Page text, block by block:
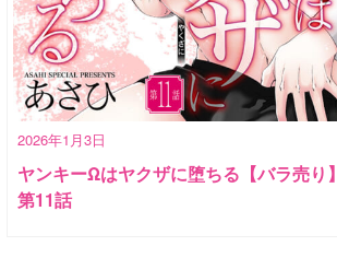
2026年1月3日
ヤンキーΩはヤクザに堕ちる【バラ売り】
第11話